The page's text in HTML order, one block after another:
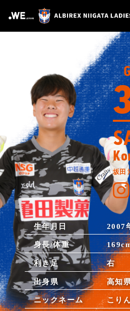
坂田
生年月日 2007
身長/体重
利き足 右
出身県 高知
ニックネーム こり